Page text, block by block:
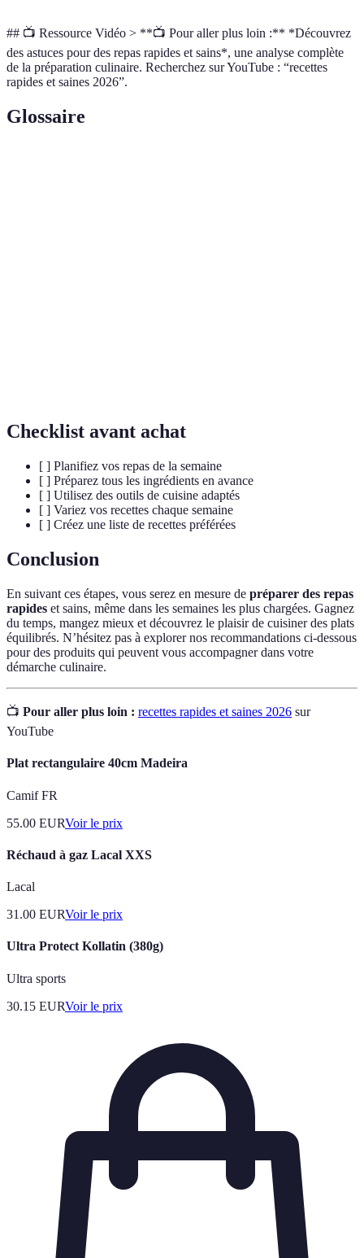
## 📺 Ressource Vidéo > **📺 Pour aller plus loin :** *Découvrez
des astuces pour des repas rapides et sains*, une analyse complète
de la préparation culinaire. Recherchez sur YouTube : “recettes
rapides et saines 2026”.
Glossaire
Checklist avant achat
[ ] Planifiez vos repas de la semaine
[ ] Préparez tous les ingrédients en avance
[ ] Utilisez des outils de cuisine adaptés
[ ] Variez vos recettes chaque semaine
[ ] Créez une liste de recettes préférées
Conclusion
En suivant ces étapes, vous serez en mesure de préparer des repas
rapides et sains, même dans les semaines les plus chargées. Gagnez
du temps, mangez mieux et découvrez le plaisir de cuisiner des plats
équilibrés. N’hésitez pas à explorer nos recommandations ci-dessous
pour des produits qui peuvent vous accompagner dans votre
démarche culinaire.
📺 Pour aller plus loin : recettes rapides et saines 2026 sur
YouTube
Plat rectangulaire 40cm Madeira
Camif FR
55.00 EURVoir le prix
Réchaud à gaz Lacal XXS
Lacal
31.00 EURVoir le prix
Ultra Protect Kollatin (380g)
Ultra sports
30.15 EURVoir le prix